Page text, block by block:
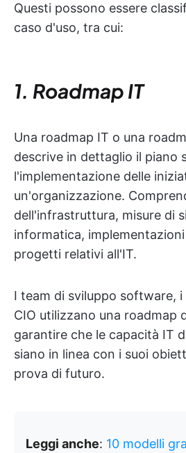
Questi possono essere
caso d'uso, tra cui:
1. Roadmap IT
Una roadmap IT o una
descrive in dettaglio il piano
l'implementazione delle
un'organizzazione.
dell'infrastruttura, misure di
informatica,
progetti relativi all'IT.
I team di sviluppo software, i
CIO utilizzano una roadmap
garantire che le capacità IT
siano in linea con i suoi
prova di futuro.
Leggi anche: 10 modelli